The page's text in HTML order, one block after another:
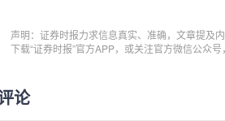
声明：证券时报力求信息真实、准确，文章提及
下载“证券时报”官方APP，或关注官方微信公众
论